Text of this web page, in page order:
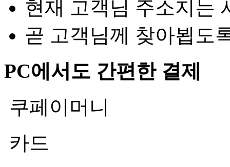
현재 고객님 주소지는
곧 고객님께 찾아뵙도
PC에서도 간편한 결제
쿠페이머니
카드